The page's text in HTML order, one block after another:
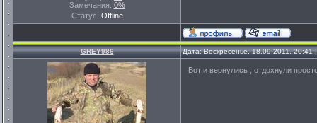
Замечания: 0%
Статус: Offline
GREY986 Дата: Воскресенье, 18.09.2011,
Вот и вернулись ; отдохнули